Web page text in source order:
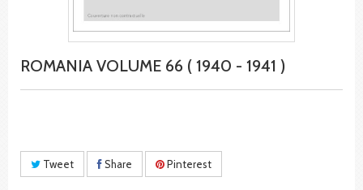
ROMANIA VOLUME 66 ( 1940 - 1941 )
Tweet Share Pinterest